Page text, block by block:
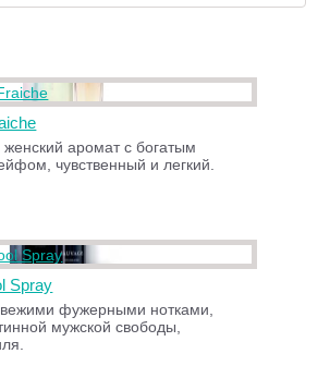
аромат с богатым
чувственный и легкий.
Spray
фужерными нотками,
мужской свободы,